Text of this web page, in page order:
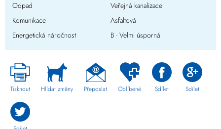
Odpad
Veřejná kanalizace
Komunikace
Asfaltová
Energetická náročnost
B - Velmi úsporná
Tisknout Hlídat změny Přeposlat Oblíbené Sdílet Sdílet